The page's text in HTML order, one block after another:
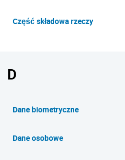
Część składowa rzeczy
D
Dane biometryczne
Dane osobowe